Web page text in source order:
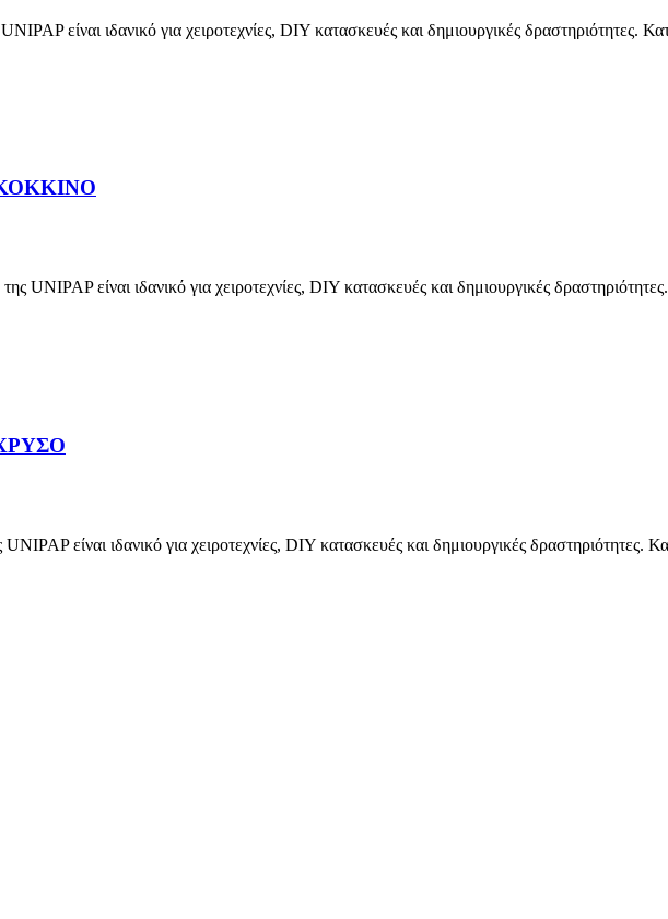
ιδανικό για χειροτεχνίες, DIY κατασκευές και δημιουργικές δραστηριότητες.
ιδανικό για χειροτεχνίες, DIY κατασκευές και δημιουργικές
ιδανικό για χειροτεχνίες, DIY κατασκευές και δημιουργικές δραστηριότητες.